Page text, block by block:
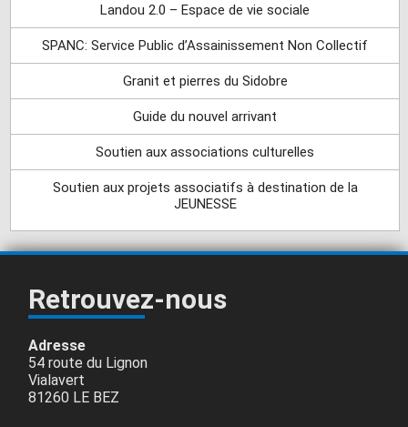
Landou 2.0 – Espace de vie sociale
SPANC: Service Public d’Assainissement Non Collectif
Granit et pierres du Sidobre
Guide du nouvel arrivant
Soutien aux associations culturelles
Soutien aux projets associatifs à destination de la
JEUNESSE
Retrouvez-nous
Adresse
54 route du Lignon
Vialavert
81260 LE BEZ